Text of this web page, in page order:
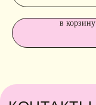
в корзину